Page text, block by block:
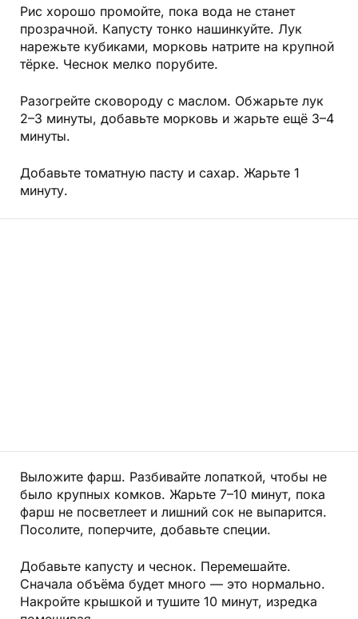
Рис хорошо промойте, пока вода не станет
прозрачной. Капусту тонко нашинкуйте. Лук
нарежьте кубиками, морковь натрите на крупной
тёрке. Чеснок мелко порубите.
Разогрейте сковороду с маслом. Обжарьте лук
2–3 минуты, добавьте морковь и жарьте ещё 3–4
минуты.
Добавьте томатную пасту и сахар. Жарьте 1
минуту.
Выложите фарш. Разбивайте лопаткой, чтобы не
было крупных комков. Жарьте 7–10 минут, пока
фарш не посветлеет и лишний сок не выпарится.
Посолите, поперчите, добавьте специи.
Добавьте капусту и чеснок. Перемешайте.
Сначала объёма будет много — это нормально.
Накройте крышкой и тушите 10 минут, изредка